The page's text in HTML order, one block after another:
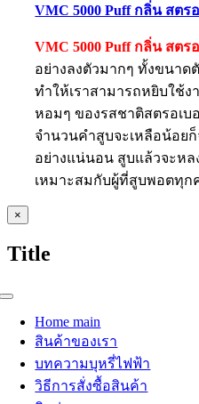
VMC 5000 Puff กลิ่น สตร
VMC 5000 Puff กลิ่น สตร
อย่างลงตัวมากๆ ทั้งขนา
ทำให้เราสามารถหยิบใช้
หอมๆ ของรสชาติสตรอเ
จำนวนคำสูบจะเหลือน้อย
อย่างแน่นอน สูบแล้วจะห
เหมาะสมกับผู้ที่สูบพอตทุก
Close
product
view
×
Title
Toggle
NavigationHome main
สินค้าของเรา
บทความบุหรี่ไฟฟ้า
วิธีการสั่งซื้อสินค้า